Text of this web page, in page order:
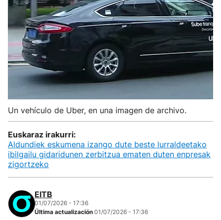
Un vehículo de Uber, en una imagen de archivo.
Euskaraz irakurri:
Aldundiek eskumena izango dute beste lurraldeetako
ibilgailu gidaridunen zerbitzua ematen duten enpresak
zigortzeko
EITB
01/07/2026 - 17:36
Última actualización 01/07/2026 - 17:36